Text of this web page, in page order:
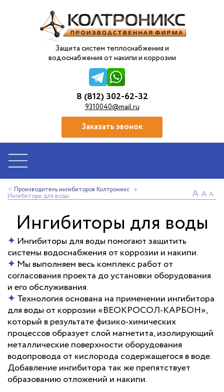
Защита систем теплоснабжения и
водоснабжения от накипи и коррозии
8 (812) 302-62-32
9310040@mail.ru
Заказать звонок
Производитель ингибиторов Колтроникс »
Ингибиторы для воды
Ингибиторы для воды
✦ Ингибиторы для воды помогают защитить
системы водоснабжения от коррозии и накипи.
✦ Мы выполняем весь комплекс работ от
согласования проекта до установки оборудования
и его обслуживания.
✦Технология основана на применении ингибитора
для воды от коррозии «ВЕОКРОСОЛ-КАРБОН»,
который в результате физико-химических
процессов образует слой магнетита, изолирующий
металлические поверхности оборудования
водопровода от кислорода содержащегося в воде.
Добавление ингибитора так же препятствует
образованию отложений и накипи.